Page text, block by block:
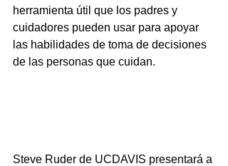
herramienta útil que los padres y
cuidadores pueden usar para apoyar
las habilidades de toma de decisiones
de las personas que cuidan.
Steve Ruder de UCDAVIS presentará a